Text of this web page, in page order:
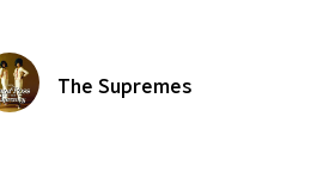
The Supremes